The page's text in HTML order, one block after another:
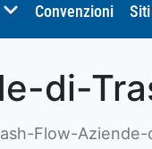
Convenzioni
di-
Flow-